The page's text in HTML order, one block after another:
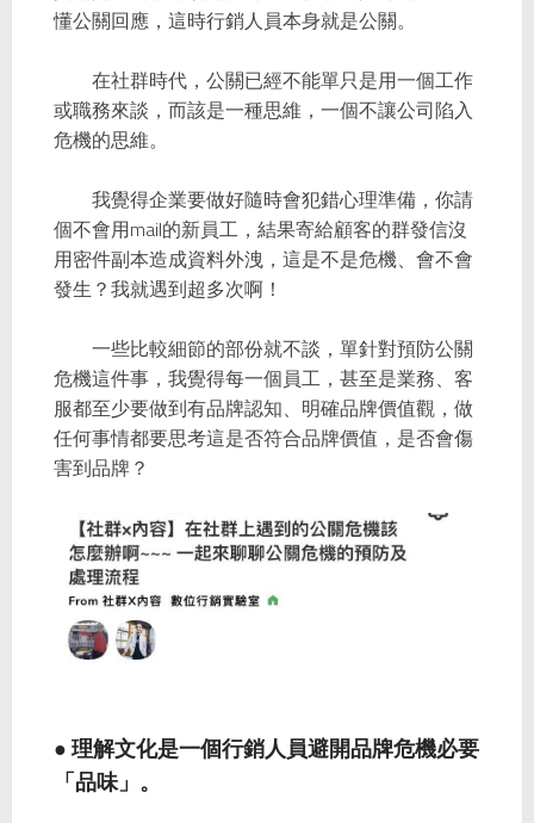
懂公關回應，這時行銷人員本身就是公關。
在社群時代，公關已經不能單只是用一個工作
或職務來談，而該是一種思維，一個不讓公司陷入
危機的思維。
我覺得企業要做好隨時會犯錯心理準備，你請
個不會用mail的新員工，結果寄給顧客的群發信沒
用密件副本造成資料外洩，這是不是危機、會不會
發生？我就遇到超多次啊！
一些比較細節的部份就不談，單針對預防公關
危機這件事，我覺得每一個員工，甚至是業務、客
服都至少要做到有品牌認知、明確品牌價值觀，做
任何事情都要思考這是否符合品牌價值，是否會傷
害到品牌？
● 理解文化是一個行銷人員避開品牌危機必要
「品味」。